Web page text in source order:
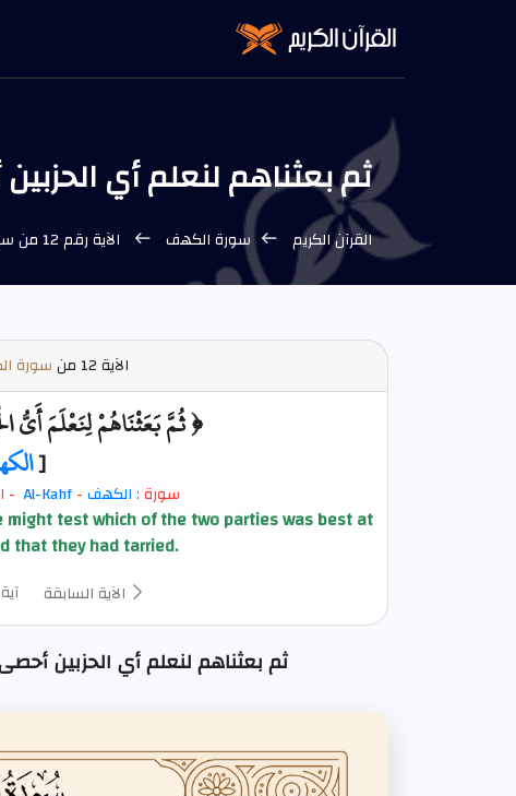
ثم بعثناهم لنعلم أي الحزبين أحصى
القرآن الكريم سورة الكهف الآية رقم 12 من سورة الكهف
الآية سورة
﴿ ثُمَّ بَعَثْنَاهُمْ لِنَعْلَمَ أَيُّ
[
سورة :الكهف-
Al-Kahf
-
test which of the two parties was best at
that they had tarried.
الآية السابقة
ثم بعثناهم لنعلم أي الحزبين أحصى لما :